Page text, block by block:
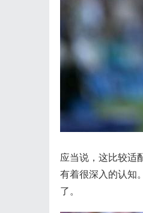
应当说，这比较适
有着很深入的认知
了。